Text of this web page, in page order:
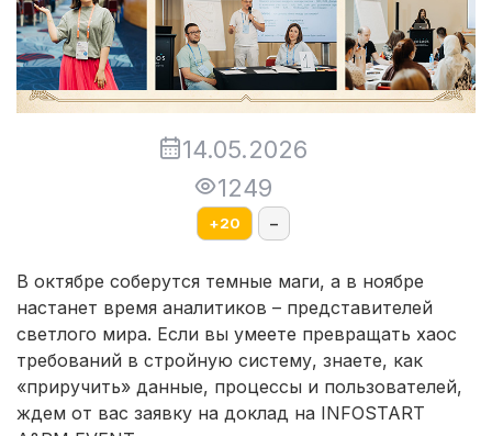
14.05.2026
1249
+20 –
В октябре соберутся темные маги, а в ноябре
настанет время аналитиков – представителей
светлого мира. Если вы умеете превращать хаос
требований в стройную систему, знаете, как
«приручить» данные, процессы и пользователей,
ждем от вас заявку на доклад на INFOSTART